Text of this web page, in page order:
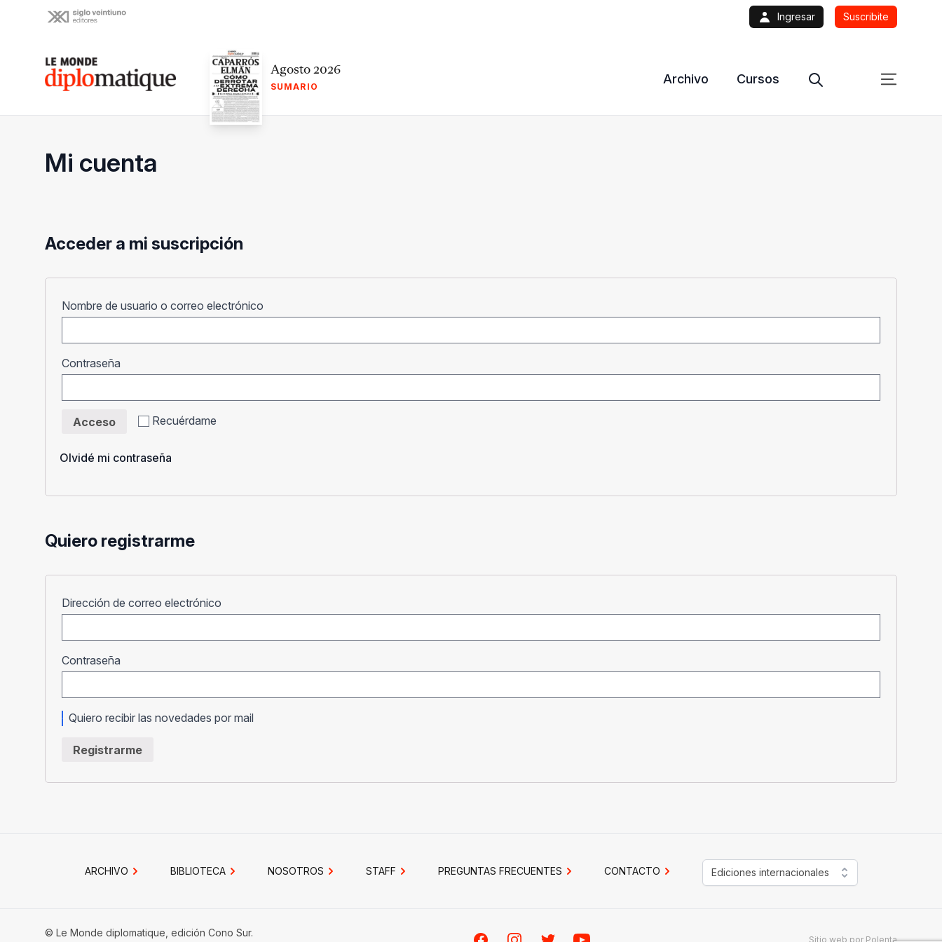
Ingresar Suscribite
Le monde diplomatique Agosto 2026
SUMARIO
Archivo Cursos
Mi cuenta
Acceder a mi suscripción
Nombre de usuario o correo electrónico
Contraseña
Recuérdame
Acceso
Olvidé mi contraseña
Quiero registrarme
Dirección de correo electrónico
Contraseña
Quiero recibir las novedades por mail
Registrarme
ARCHIVO BIBLIOTECA NOSOTROS STAFF PREGUNTAS FRECUENTES CONTACTO Ediciones internacionales
© Le Monde diplomatique, edición Cono Sur.
Sitio web por Polenta